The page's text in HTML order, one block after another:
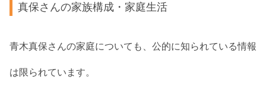
真保さんの家族構成・家庭生活
青木真保さんの家庭についても、公的に知られている情報
は限られています。